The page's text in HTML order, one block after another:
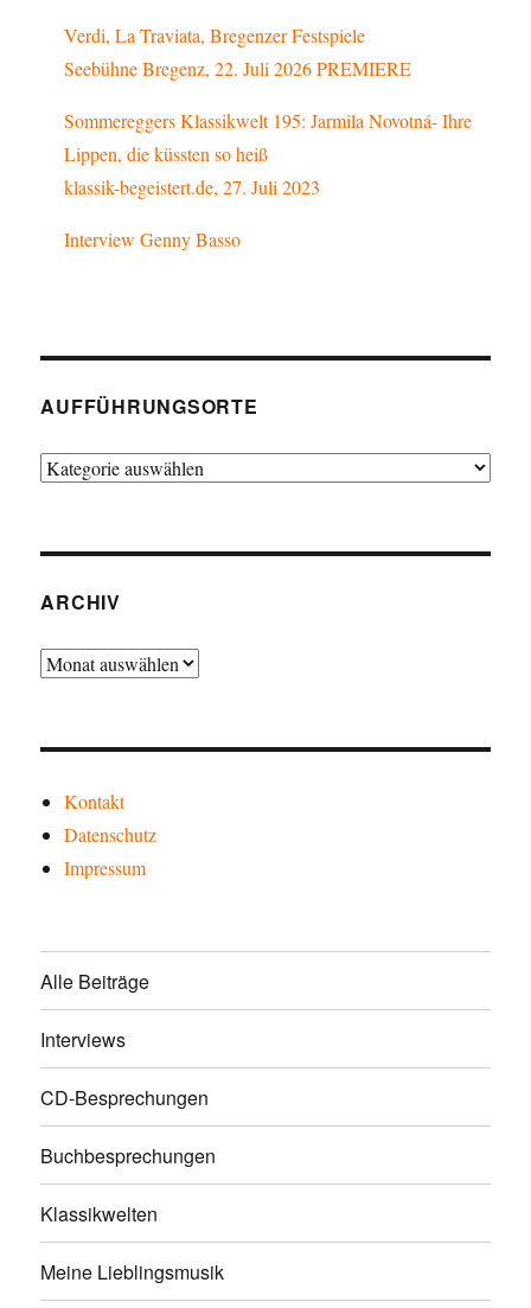
Verdi, La Traviata, Bregenzer Festspiele
Seebühne Bregenz, 22. Juli 2026 PREMIERE
Sommereggers Klassikwelt 195: Jarmila Novotná- Ihre
Lippen, die küssten so heiß
klassik-begeistert.de, 27. Juli 2023
Interview Genny Basso
AUFFÜHRUNGSORTE
Aufführungsorte
ARCHIV
Archiv
Kontakt
Datenschutz
Impressum
Alle Beiträge
Interviews
CD-Besprechungen
Buchbesprechungen
Klassikwelten
Meine Lieblingsmusik